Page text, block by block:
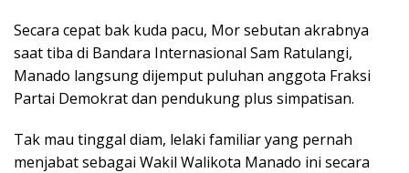
Secara cepat bak kuda pacu, Mor sebutan akrabnya
saat tiba di Bandara Internasional Sam Ratulangi,
Manado langsung dijemput puluhan anggota Fraksi
Partai Demokrat dan pendukung plus simpatisan.
Tak mau tinggal diam, lelaki familiar yang pernah
menjabat sebagai Wakil Walikota Manado ini secara